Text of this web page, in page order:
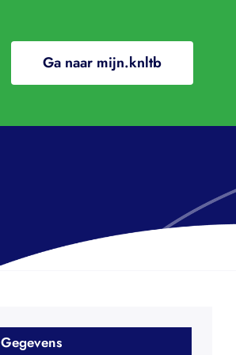
Ga naar mijn.knltb
Gegevens